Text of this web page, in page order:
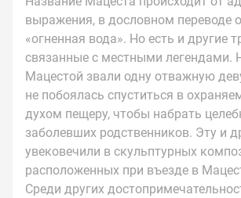
выражения, в дословном переводе
«огненная вода». Но есть и другие
связанные с местными легендами.
Мацестой звали одну отважную
не побоялась спуститься в
духом пещеру, чтобы набрать
заболевших родственников. Эту и
увековечили в скульптурных
расположенных при въезде в
Среди других